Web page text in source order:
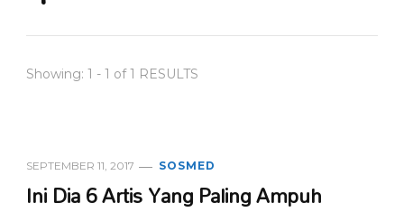
Showing: 1 - 1 of 1 RESULTS
SEPTEMBER 11, 2017 SOSMED
Ini Dia 6 Artis Yang Paling Ampuh